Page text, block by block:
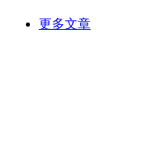
更多文章